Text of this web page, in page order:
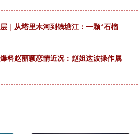
｜从塔里木河到钱塘江：一颗“石榴
料赵丽颖恋情近况：赵姐这波操作属